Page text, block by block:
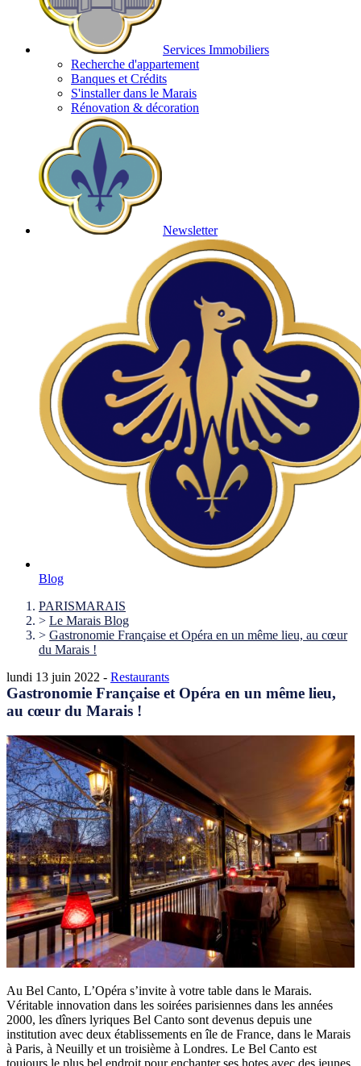
Services Immobiliers
Recherche d'appartement
Banques et Crédits
S'installer dans le Marais
Rénovation & décoration
Newsletter
Blog
PARISMARAIS
> Le Marais Blog
> Gastronomie Française et Opéra en un même lieu, au cœur
du Marais !
lundi 13 juin 2022 - Restaurants
Gastronomie Française et Opéra en un même lieu,
au cœur du Marais !
Au Bel Canto, L’Opéra s’invite à votre table dans le Marais.
Véritable innovation dans les soirées parisiennes dans les années
2000, les dîners lyriques Bel Canto sont devenus depuis une
institution avec deux établissements en île de France, dans le Marais
à Paris, à Neuilly et un troisième à Londres. Le Bel Canto est
toujours le plus bel endroit pour enchanter ses hotes avec des jeunes